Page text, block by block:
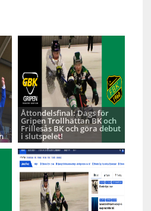
Åttondelsfinal: Dags för
Gripen Trollhättan BK och
Frillesås BK och göra debut
i slutspelet!